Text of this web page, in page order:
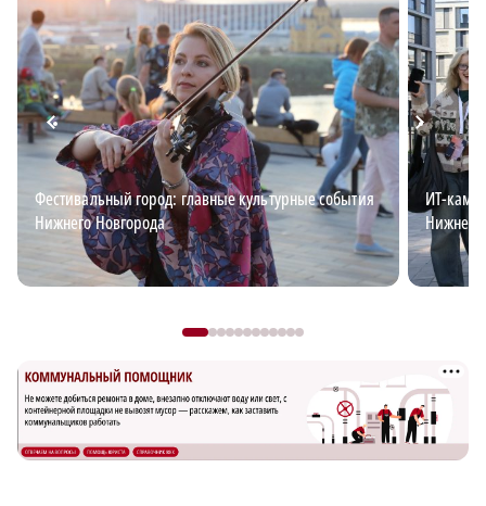
Фестивальный город: главные культурные события
Нижнего Новгорода
ИТ-
Нижнем